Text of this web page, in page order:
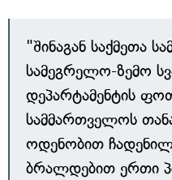
"შინაგან საქმეთა
სამეგრელო-ზემო
დეპარტამენტის
სამმართველოს
ოდენობით
ბრალდებით ერთი